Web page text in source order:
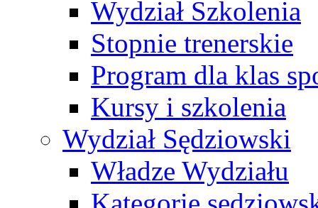
Wydział Szkolenia
Stopnie trenerskie
Program dla klas
Kursy i szkolenia
Wydział Sędziowski
Władze Wydziału